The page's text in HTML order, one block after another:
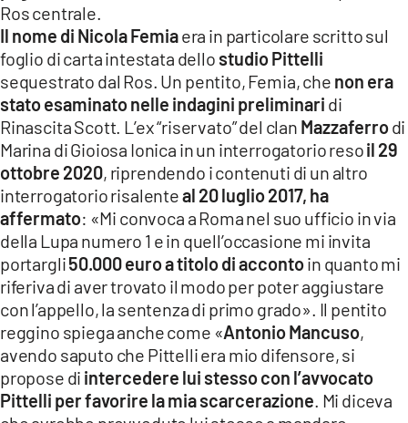
Ros centrale.
Il nome di Nicola Femiaera in particolare scritto sul
foglio di carta intestata dello studio Pittelli
sequestrato dal Ros. Un pentito, Femia, che non era
stato esaminato nelle indagini preliminari di
Rinascita Scott. L’ex “riservato” del clan Mazzaferrodi
Marina di Gioiosa Ionica in un interrogatorio resoil 29
ottobre 2020, riprendendo i contenuti di un altro
interrogatorio risalenteal 20 luglio 2017, ha
affermato: «Mi convoca a Roma nel suo ufficio in via
della Lupa numero 1 e in quell’occasione mi invita
portargli50.000 euro a titolo di accontoin quanto mi
riferiva di aver trovato il modo per poter aggiustare
con l’appello, la sentenza di primo grado». Il pentito
reggino spiega anche come «Antonio Mancuso,
avendo saputo che Pittelli era mio difensore, si
propose di intercedere lui stesso con l’avvocato
Pittelli per favorire la mia scarcerazione. Mi diceva